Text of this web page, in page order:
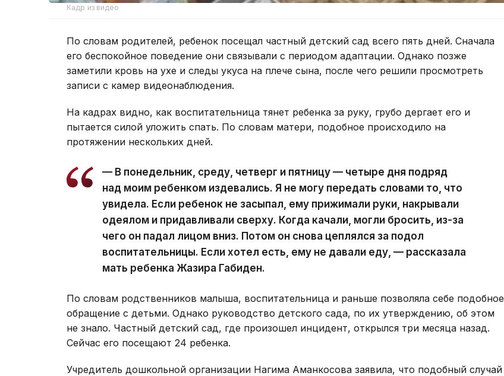
Кадр из видео
По словам родителей, ребенок посещал частный детский сад всего пять дней. Сначала
его беспокойное поведение они связывали с периодом адаптации. Однако позже
заметили кровь на ухе и следы укуса на плече сына, после чего решили просмотреть
записи с камер видеонаблюдения.
На кадрах видно, как воспитательница тянет ребенка за руку, грубо дергает его и
пытается силой уложить спать. По словам матери, подобное происходило на
протяжении нескольких дней.
— В понедельник, среду, четверг и пятницу — четыре дня подряд
над моим ребенком издевались. Я не могу передать словами то, что
увидела. Если ребенок не засыпал, ему прижимали руки, накрывали
одеялом и придавливали сверху. Когда качали, могли бросить, из-за
чего он падал лицом вниз. Потом он снова цеплялся за подол
воспитательницы. Если хотел есть, ему не давали еду, — рассказала
мать ребенка Жазира Габиден.
По словам родственников малыша, воспитательница и раньше позволяла себе подобное
обращение с детьми. Однако руководство детского сада, по их утверждению, об этом
не знало. Частный детский сад, где произошел инцидент, открылся три месяца назад.
Сейчас его посещают 24 ребенка.
Учредитель дошкольной организации Нагима Аманкосова заявила, что подобный случай